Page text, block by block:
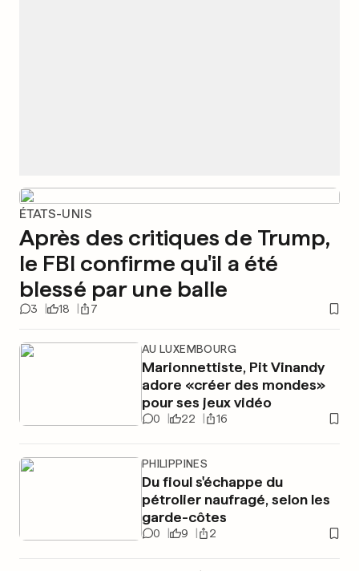
ÉTATS-UNIS
Après des critiques de Trump,
le FBI confirme qu'il a été
blessé par une balle
3 18 7
AU LUXEMBOURG
Marionnettiste, Pit Vinandy
adore «créer des mondes»
pour ses jeux vidéo
0 22 16
PHILIPPINES
Du fioul s'échappe du
pétrolier naufragé, selon les
garde-côtes
0 9 2